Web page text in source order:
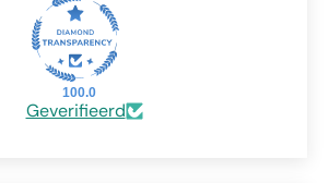
100.0
Geverifieerd